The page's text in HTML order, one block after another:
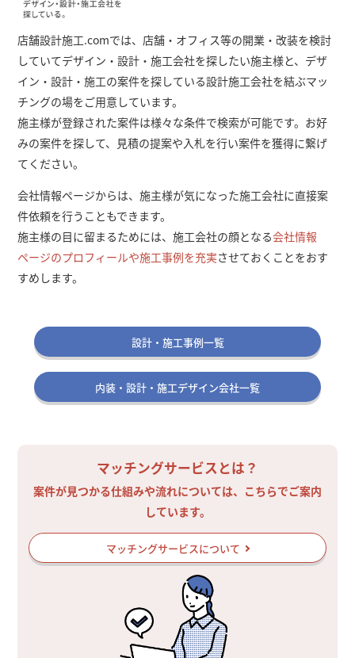
店舗設計施工.comでは、店舗・オフィス等の開業・改装を検討
していてデザイン・設計・施工会社を探したい施主様と、デザ
イン・設計・施工の案件を探している設計施工会社を結ぶマッ
チングの場をご用意しています。
施主様が登録された案件は様々な条件で検索が可能です。お好
みの案件を探して、見積の提案や入札を行い案件を獲得に繋げ
てください。
会社情報ページからは、施主様が気になった施工会社に直接案
件依頼を行うこともできます。
施主様の目に留まるためには、施工会社の顔となる会社情報
ページのプロフィールや施工事例を充実させておくことをおす
すめします。
設計・施工事例一覧
内装・設計・施工デザイン会社一覧
マッチングサービスとは？
案件が見つかる仕組みや流れについては、こちらでご案内
しています。
マッチングサービスについて